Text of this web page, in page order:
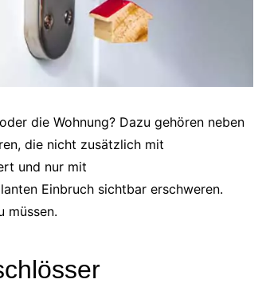
die Wohnung? Dazu gehören neben
die nicht zusätzlich mit
und nur mit
Einbruch sichtbar erschweren.
müssen.